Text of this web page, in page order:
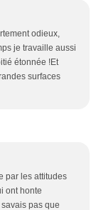
odieux,
je travaille aussi
étonnée !Et
surfaces
par les attitudes
ont honte
pas que